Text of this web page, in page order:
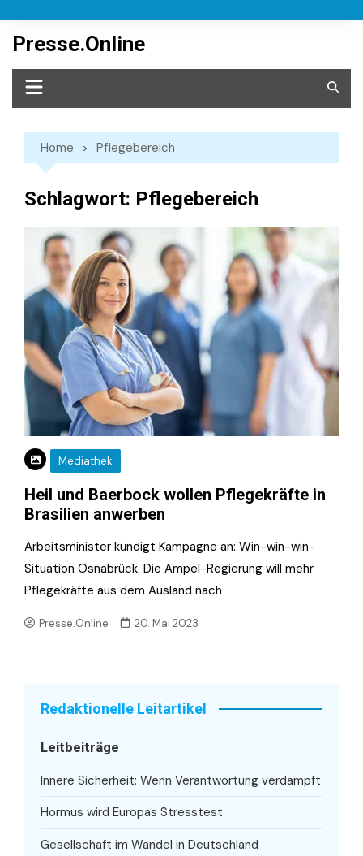
content
Presse.Online
Home Pflegebereich
Schlagwort: Pflegebereich
Mediathek
Heil und Baerbock wollen Pflegekräfte in
Brasilien anwerben
Arbeitsminister kündigt Kampagne an: Win-win-win-
Situation Osnabrück. Die Ampel-Regierung will mehr
Pflegekräfte aus dem Ausland nach
Presse.Online 20. Mai 2023
Redaktionelle Leitartikel
Leitbeiträge
Innere Sicherheit: Wenn Verantwortung verdampft
Hormus wird Europas Stresstest
Gesellschaft im Wandel in Deutschland